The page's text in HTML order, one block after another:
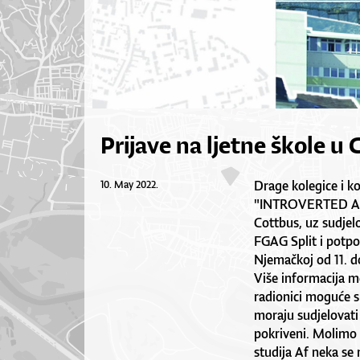
Prijave na ljetne škole u
10. May 2022.
​Drage kolegice i
"INTROVERTED
Cottbus, uz
FGAG Split i
Njemačkoj od 11.
Više informacija
radionici moguće
moraju
pokriveni.
studija Af neka se